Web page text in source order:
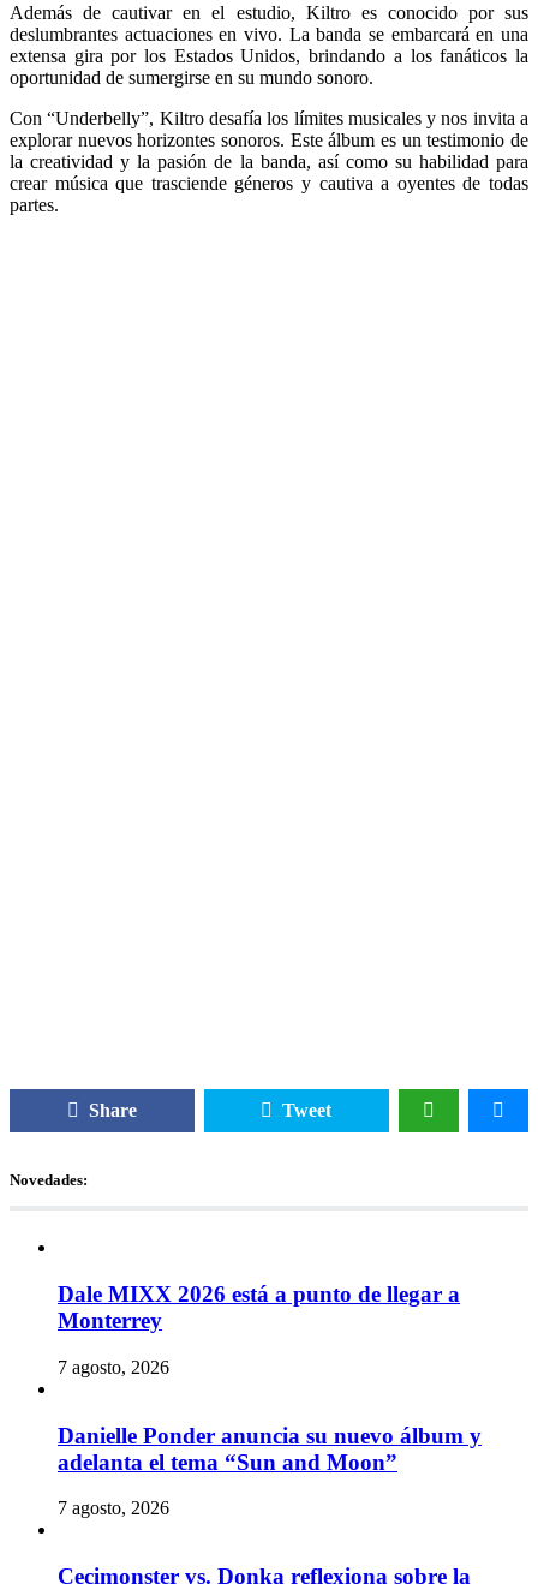
Además de cautivar en el estudio, Kiltro es conocido por sus
deslumbrantes actuaciones en vivo. La banda se embarcará en una
extensa gira por los Estados Unidos, brindando a los fanáticos la
oportunidad de sumergirse en su mundo sonoro.
Con “Underbelly”, Kiltro desafía los límites musicales y nos invita a
explorar nuevos horizontes sonoros. Este álbum es un testimonio de
la creatividad y la pasión de la banda, así como su habilidad para
crear música que trasciende géneros y cautiva a oyentes de todas
partes.
Share Tweet
Novedades:
Dale MIXX 2026 está a punto de llegar a
Monterrey
7 agosto, 2026
Danielle Ponder anuncia su nuevo álbum y
adelanta el tema “Sun and Moon”
7 agosto, 2026
Cecimonster vs. Donka reflexiona sobre la